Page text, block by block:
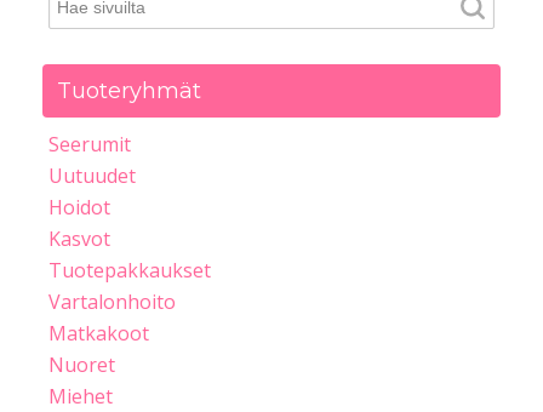
Tuoteryhmät
Seerumit
Uutuudet
Hoidot
Kasvot
Tuotepakkaukset
Vartalonhoito
Matkakoot
Nuoret
Miehet